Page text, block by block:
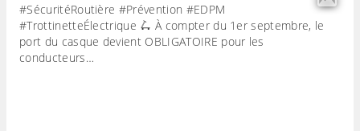
#SécuritéRoutière #Prévention #EDPM
#TrottinetteÉlectrique 🛴 À compter du 1er septembre, le
port du casque devient OBLIGATOIRE pour les
conducteurs…